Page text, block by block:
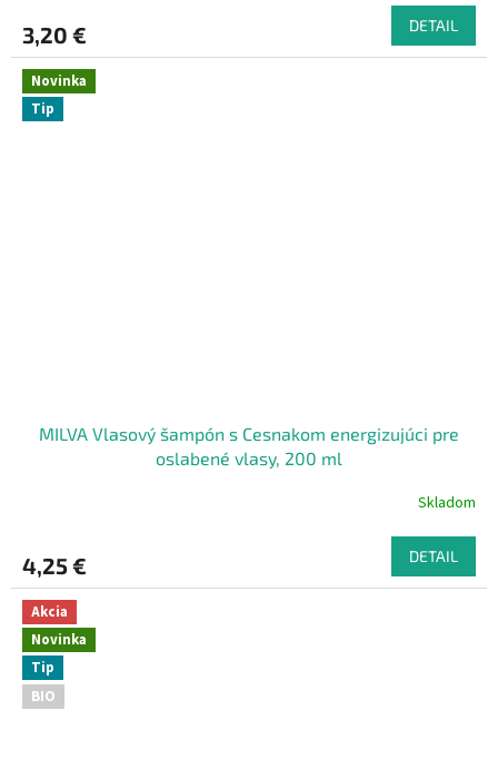
3,20 € DETAIL
Novinka
Tip
MILVA Vlasový šampón s Cesnakom energizujúci pre
oslabené vlasy, 200 ml
Skladom
4,25 € DETAIL
Akcia
Novinka
Tip
BIO